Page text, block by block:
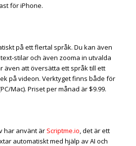
för iPhone.
på ett flertal språk. Du kan även
stilar och även zooma in utvalda
även att översätta ett språk till ett
på videon. Verktyget finns både för
Mac). Priset per månad är $9.99.
har använt är Scriptme.io, det är ett
automatiskt med hjälp av AI och